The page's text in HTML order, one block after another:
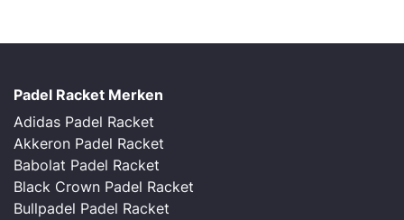
Padel Racket Merken
Adidas Padel Racket
Akkeron Padel Racket
Babolat Padel Racket
Black Crown Padel Racket
Bullpadel Padel Racket